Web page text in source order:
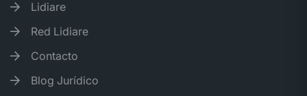
Lidiare
Red Lidiare
Contacto
Blog Jurídico